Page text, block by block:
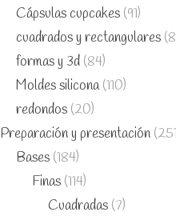
Cápsulas cupcakes (91)
cuadrados y rectangulares
formas y 3d (84)
Moldes silicona (110)
redondos (20)
Preparación y presentación
Bases (184)
Finas (114)
Cuadradas (7)